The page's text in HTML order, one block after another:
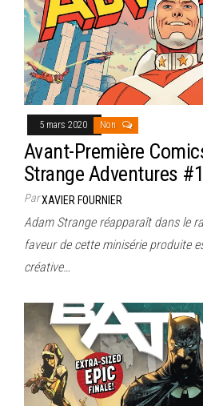
5 mars 2020 Non
Avant-Première
Strange Adventures #1
ParXAVIER FOURNIER
Adam Strange réapparaît dans le
faveur de cette minisérie produite
créative…